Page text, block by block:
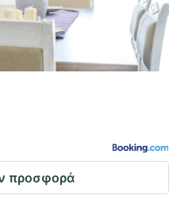
προσφορά